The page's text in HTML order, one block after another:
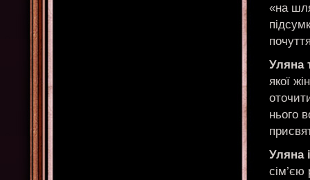
«на
Уляна
якої
нього
Уляна
сім’єю